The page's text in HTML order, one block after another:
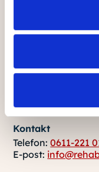
Post- &
871 34 Härnösand
Kontakt
Telefon:0611-221
E-post: